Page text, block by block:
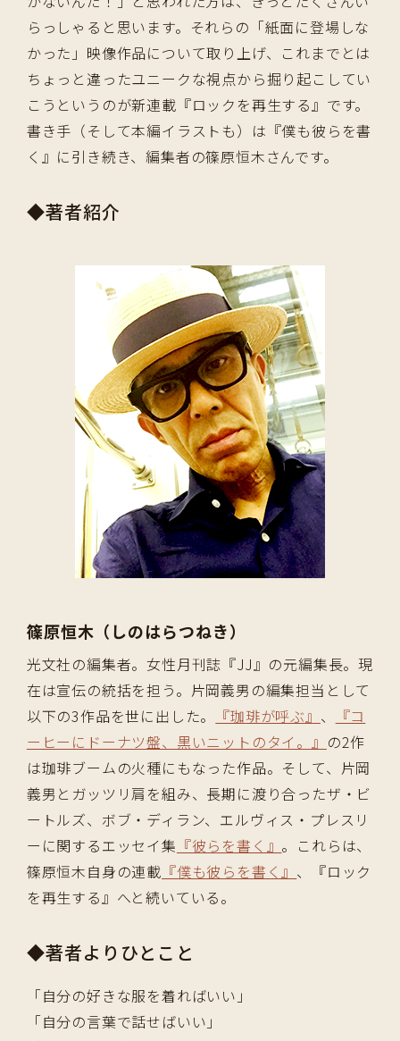
らっしゃると思います。それらの「紙面に登場しな
かった」映像作品について取り上げ、これまでとは
ちょっと違ったユニークな視点から掘り起こしてい
こうというのが新連載『ロックを再生する』です。
書き手（そして本編イラストも）は『僕も彼らを書
く』に引き続き、編集者の篠原恒木さんです。
◆著者紹介
篠原恒木（しのはらつねき）
光文社の編集者。女性月刊誌『JJ』の元編集長。現
在は宣伝の統括を担う。片岡義男の編集担当として
以下の3作品を世に出した。
『珈琲が呼ぶ』 、
『コ
ーヒーにドーナツ盤、黒いニットのタイ。』 の2作
は珈琲ブームの火種にもなった作品。そして、片岡
義男とガッツリ肩を組み、長期に渡り合ったザ・ビ
ートルズ、ボブ・ディラン、エルヴィス・プレスリ
ーに関するエッセイ集 『彼らを書く』 。これらは、
篠原恒木自身の連載 『僕も彼らを書く』 、『ロック
を再生する』へと続いている。
◆著者よりひとこと
「自分の好きな服を着ればいい」
「自分の言葉で話せばいい」